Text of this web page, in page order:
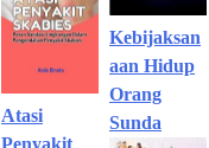
Atasi
Kebijaksan
aan Hidup
Orang
Sunda